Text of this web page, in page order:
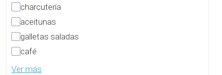
charcutería
aceitunas
galletas saladas
café
Ver más